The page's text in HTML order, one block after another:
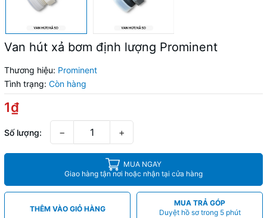
Van hút xả bơm định lượng Prominent
Thương hiệu: Prominent
Tình trạng: Còn hàng
1₫
Số lượng: − +
MUA NGAY
Giao hàng tận nơi hoặc nhận tại cửa hàng
THÊM VÀO GIỎ HÀNG
MUA TRẢ GÓP
Duyệt hồ sơ trong 5 phút